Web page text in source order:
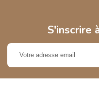
S'inscrire